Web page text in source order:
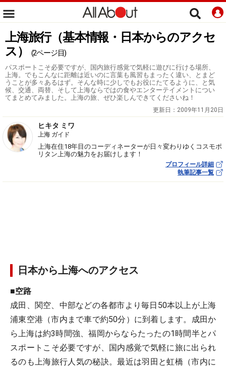
上海旅行（基本情報・日本からのアクセ
ス）
(2ページ目)
パスポートこそ必要ですが、国内旅行感覚で気軽に遊びに行ける場所、
上海。でもこんなに距離は近いのに言葉も風習もまったく違い、とまど
うことが多々あるはず。そんな時に少しでもお役にたてるように、と気
候、交通、両替、そして上海ならではの食やエンターテイメントについ
てまとめてみました。上海の旅、ぜひ楽しんできてくださいね！
更新日： 2009年11月20日
ヒキタ ミワ
上海 ガイド
上海在住18年目のコーディネーターが日々変わりゆくコスモポ
リタン上海の魅力をお届けします！
プロフィール詳細
執筆記事一覧
日本から上海へのアクセス
■空路
成田、関空、中部などの各都市より毎日50本以上が上海
浦東空港（市内まで車で約50分）に到着します。成田か
ら上海は約3時間強、福岡からならたったの1時間半とパ
スポートこそ必要ですが、国内感覚で気軽に旅に出られ
るのも上海旅行人気の秘訣。最近は羽田と虹橋（市内に